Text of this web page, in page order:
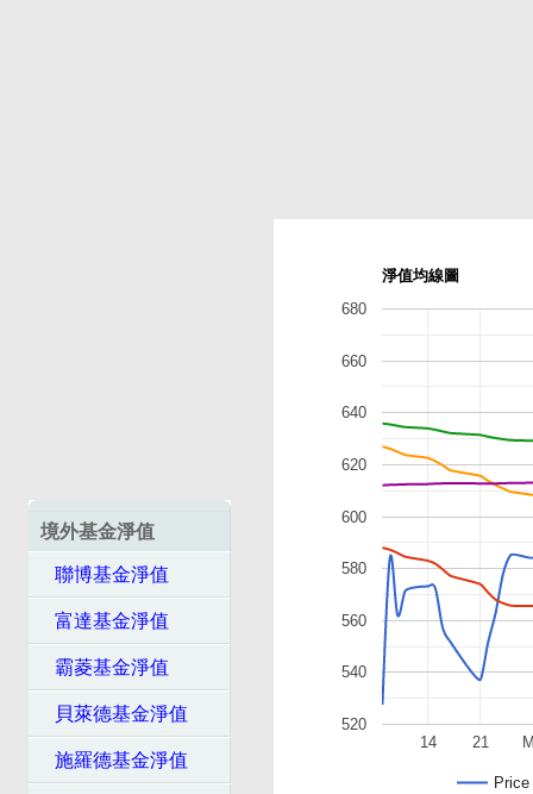
境外基金淨值
聯博基金淨值
富達基金淨值
霸菱基金淨值
貝萊德基金淨值
施羅德基金淨值
淨值均線圖
Price
14 21
520
540
560
580
600
620
640
660
680